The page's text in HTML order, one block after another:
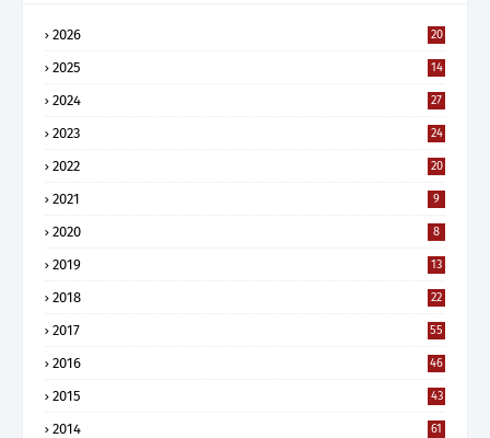
2026 20
2025 14
2024 27
2023 24
2022 20
2021 9
2020 8
2019 13
2018 22
2017 55
2016 46
2015 43
2014 61